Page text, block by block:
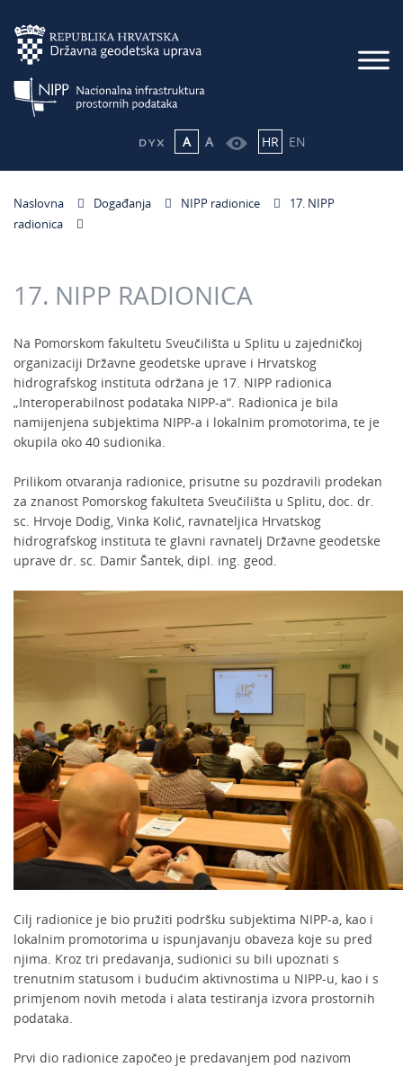
A A HR EN
Naslovna Događanja NIPP radionice
17. NIPP
radionica
17. NIPP RADIONICA
Na Pomorskom fakultetu Sveučilišta u Splitu u zajedničkoj
organizaciji Državne geodetske uprave i Hrvatskog
hidrografskog instituta održana je 17. NIPP radionica
„Interoperabilnost podataka NIPP-a“. Radionica je bila
namijenjena subjektima NIPP-a i lokalnim promotorima, te je
okupila oko 40 sudionika.
Prilikom otvaranja radionice, prisutne su pozdravili prodekan
za znanost Pomorskog fakulteta Sveučilišta u Splitu, doc. dr.
sc. Hrvoje Dodig, Vinka Kolić, ravnateljica Hrvatskog
hidrografskog instituta te glavni ravnatelj Državne geodetske
uprave dr. sc. Damir Šantek, dipl. ing. geod.
Cilj radionice je bio pružiti podršku subjektima NIPP-a, kao i
lokalnim promotorima u ispunjavanju obaveza koje su pred
njima. Kroz tri predavanja, sudionici su bili upoznati s
trenutnim statusom i budućim aktivnostima u NIPP-u, kao i s
primjenom novih metoda i alata testiranja izvora prostornih
podataka.
Prvi dio radionice započeo je predavanjem pod nazivom